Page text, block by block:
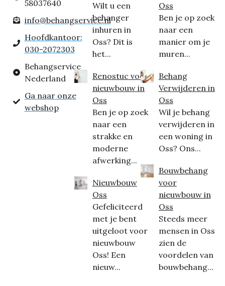
58037640
info@behangservice.nl
Hoofdkantoor:
030-2072303
Behangservice
Nederland
Ga naar onze
webshop
Wilt u een
behanger
inhuren in
Oss? Dit is
het...
Renostuc voor
nieuwbouw in
Oss
Ben je op zoek
naar een
strakke en
moderne
afwerking...
Nieuwbouw
Oss
Gefeliciteerd
met je bent
uitgeloot voor
nieuwbouw
Oss! Een
nieuw...
Oss
Ben je op zoek
naar een
manier om je
muren...
Behang
Verwijderen in
Oss
Wil je behang
verwijderen in
een woning in
Oss? Ons...
Bouwbehang
voor
nieuwbouw in
Oss
Steeds meer
mensen in Oss
zien de
voordelen van
bouwbehang...